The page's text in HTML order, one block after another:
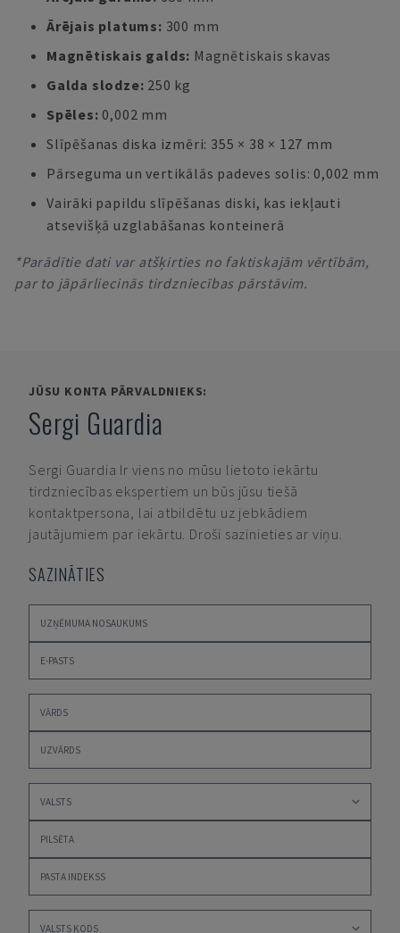
Ārējais platums: 300 mm
Magnētiskais galds: Magnētiskais skavas
Galda slodze: 250 kg
Spēles: 0,002 mm
Slīpēšanas diska izmēri: 355 × 38 × 127 mm
Pārseguma un vertikālās padeves solis: 0,002 mm
Vairāki papildu slīpēšanas diski, kas iekļauti
atsevišķā uzglabāšanas konteinerā
*Parādītie dati var atšķirties no faktiskajām vērtībām,
par to jāpārliecinās tirdzniecības pārstāvim.
JŪSU KONTA PĀRVALDNIEKS:
Sergi Guardia
Sergi Guardia Ir viens no mūsu lietoto iekārtu
tirdzniecības ekspertiem un būs jūsu tiešā
kontaktpersona, lai atbildētu uz jebkādiem
jautājumiem par iekārtu. Droši sazinieties ar viņu.
SAZINĀTIES